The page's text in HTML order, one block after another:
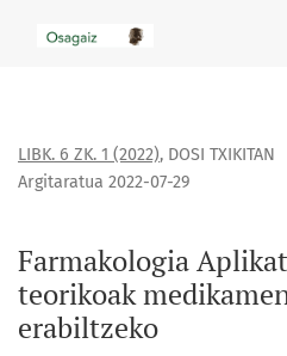
Farmakologia Aplikatua:
LIBK. 6 ZK. 1 (2022), DOSI TXIKITAN
Farmakologia
teorikoak
erabiltzeko
Argitaratua 2022-07-29